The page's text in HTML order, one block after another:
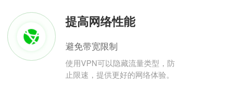
提高网络性能
避免带宽限制
使用VPN可以隐藏流量类型，防
止限速，提供更好的网络体验。